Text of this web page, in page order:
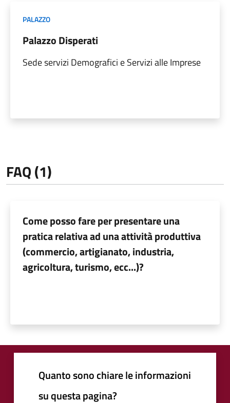
PALAZZO
Palazzo Disperati
Sede servizi Demografici e Servizi alle Imprese
FAQ (1)
Come posso fare per presentare una
pratica relativa ad una attività produttiva
(commercio, artigianato, industria,
agricoltura, turismo, ecc...)?
Quanto sono chiare le informazioni
su questa pagina?